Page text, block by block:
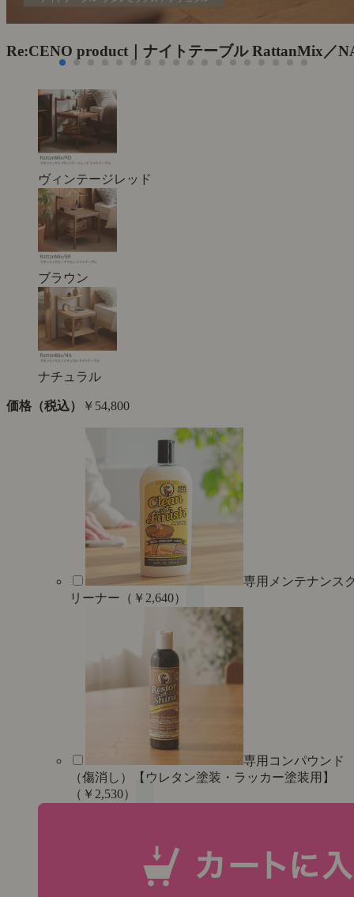
Re:CENO product｜ナイトテーブル RattanMix／
ヴィンテージレッド
ブラウン
ナチュラル
価格（税込） ￥54,800
専用メンテナンス
リーナー（￥2,640）
専用コンパウンド
（傷消し）【ウレタン塗装・ラッカー塗装用】
（￥2,530）